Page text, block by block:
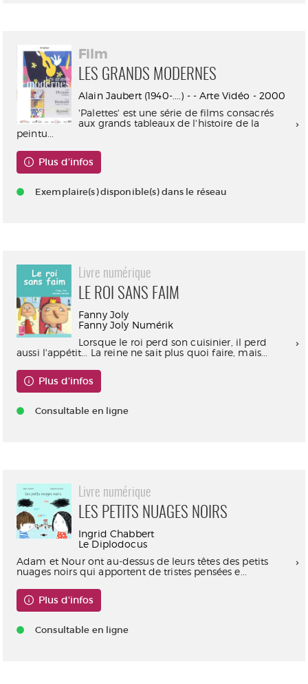
Film
LES GRANDS MODERNES
Alain Jaubert (1940-....) - - Arte Vidéo - 2000
'Palettes' est une série de films consacrés
aux grands tableaux de l'histoire de la
peintu...
Plus d'infos
Exemplaire(s) disponible(s) dans le réseau
Livre numérique
LE ROI SANS FAIM
Fanny Joly
Fanny Joly Numérik
Lorsque le roi perd son cuisinier, il perd
aussi l'appétit... La reine ne sait plus quoi faire, mais...
Plus d'infos
Consultable en ligne
Livre numérique
LES PETITS NUAGES NOIRS
Ingrid Chabbert
Le Diplodocus
Adam et Nour ont au-dessus de leurs têtes des petits
nuages noirs qui apportent de tristes pensées e...
Plus d'infos
Consultable en ligne